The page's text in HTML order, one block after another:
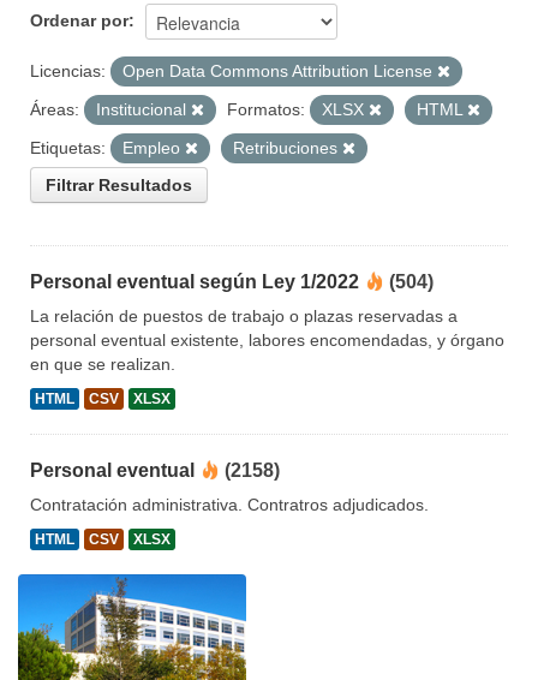
Ordenar por
Licencias:
Open Data Commons Attribution License
Áreas:
Institucional Formatos: XLSX
HTML
Etiquetas:
Empleo
Retribuciones
Filtrar Resultados
Personal eventual según Ley 1/2022 (504)
La relación de puestos de trabajo o plazas reservadas a
personal eventual existente, labores encomendadas, y órgano
en que se realizan.
HTML CSV XLSX
Personal eventual (2158)
Contratación administrativa. Contratros adjudicados.
HTML CSV XLSX